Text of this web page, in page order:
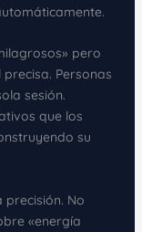
pero
Personas
sesión.
que los
su
No
«energía